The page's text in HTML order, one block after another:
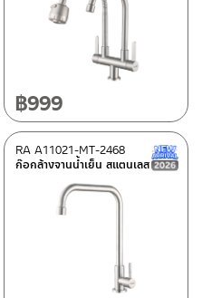
฿999
New Arrival สินค้าใหม่ ปี 2026
ก๊อกล้างจานน้ำเย็น สแตนเลส
RA A11021-MT-2468